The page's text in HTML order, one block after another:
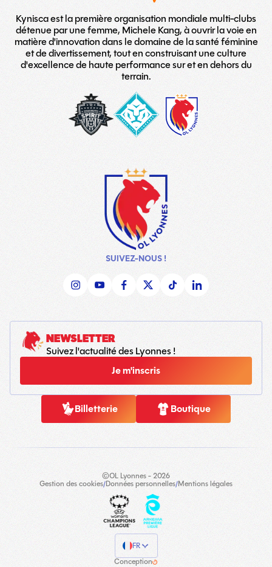
Kynisca est la première organisation mondiale multi-clubs
détenue par une femme, Michele Kang, à ouvrir la voie en
matière d'innovation dans le domaine de la santé féminine
et de divertissement, tout en construisant une culture
d'excellence de haute performance sur et en dehors du
terrain.
washington-
spirit copy
LOGO
TEAM
SUIVEZ-NOUS !
NEWSLETTER
Suivez l'actualité des Lyonnes !
Je m'inscris
Billetterie Boutique
©OL Lyonnes - 2026
Gestion des cookies/Données personnelles/Mentions légales
FR
Conception